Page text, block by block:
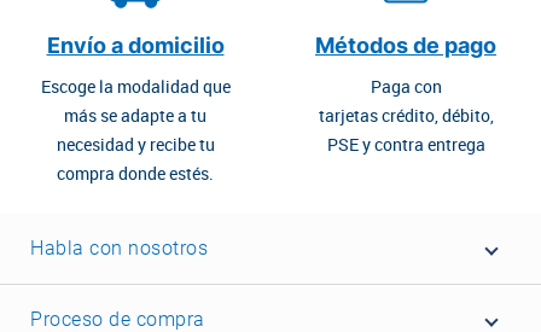
Envío a domicilio
Escoge la modalidad que
más se adapte a tu
necesidad y recibe tu
compra donde estés.
Métodos de pago
Paga con
tarjetas crédito, débito,
PSE y contra entrega
Habla con nosotros
Proceso de compra